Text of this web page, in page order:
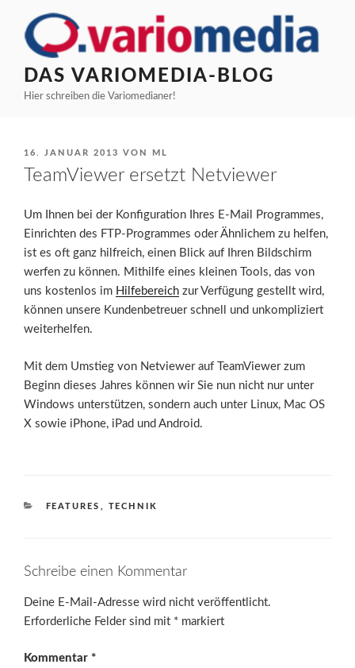
Inhalt
springen
DAS VARIOMEDIA-BLOG
Hier schreiben die Variomedianer!
VERÖFFENTLICHT
AM
16. JANUAR 2013 VON ML
TeamViewer ersetzt Netviewer
Um Ihnen bei der Konfiguration Ihres E-Mail Programmes,
Einrichten des FTP-Programmes oder Ähnlichem zu helfen,
ist es oft ganz hilfreich, einen Blick auf Ihren Bildschirm
werfen zu können. Mithilfe eines kleinen Tools, das von
uns kostenlos im Hilfebereich zur Verfügung gestellt wird,
können unsere Kundenbetreuer schnell und unkompliziert
weiterhelfen.
Mit dem Umstieg von Netviewer auf TeamViewer zum
Beginn dieses Jahres können wir Sie nun nicht nur unter
Windows unterstützen, sondern auch unter Linux, Mac OS
X sowie iPhone, iPad und Android.
KATEGORIEN
FEATURES , TECHNIK
Schreibe einen Kommentar
Deine E-Mail-Adresse wird nicht veröffentlicht.
Erforderliche Felder sind mit * markiert
Kommentar *